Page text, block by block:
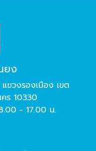
ยง
ขวงรองเมือง เขต
ร 10330
- 17.00 น.